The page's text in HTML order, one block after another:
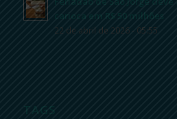
carioca em R$ 50 milhões
22 de abril de 2026 - 05:55
TAGS